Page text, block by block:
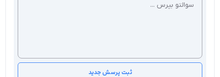
ثبت پرسش جدید